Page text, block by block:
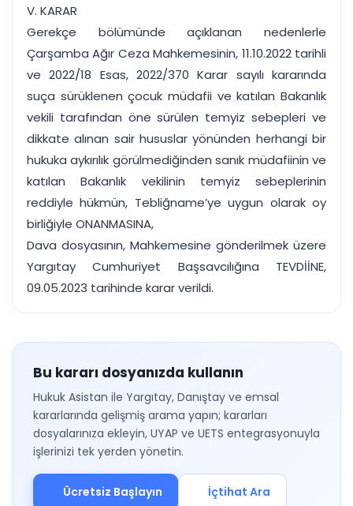
V. KARAR
Gerekçe bölümünde açıklanan nedenlerle
Çarşamba Ağır Ceza Mahkemesinin, 11.10.2022 tarihli
ve 2022/18 Esas, 2022/370 Karar sayılı kararında
suça sürüklenen çocuk müdafii ve katılan Bakanlık
vekili tarafından öne sürülen temyiz sebepleri ve
dikkate alınan sair hususlar yönünden herhangi bir
hukuka aykırılık görülmediğinden sanık müdafiinin ve
katılan Bakanlık vekilinin temyiz sebeplerinin
reddiyle hükmün, Tebliğname’ye uygun olarak oy
birliğiyle ONANMASINA,
Dava dosyasının, Mahkemesine gönderilmek üzere
Yargıtay Cumhuriyet Başsavcılığına TEVDİİNE,
09.05.2023 tarihinde karar verildi.
Bu kararı dosyanızda kullanın
Hukuk Asistan ile Yargıtay, Danıştay ve emsal
kararlarında gelişmiş arama yapın; kararları
dosyalarınıza ekleyin, UYAP ve UETS entegrasyonuyla
işlerinizi tek yerden yönetin.
Ücretsiz Başlayın İçtihat Ara